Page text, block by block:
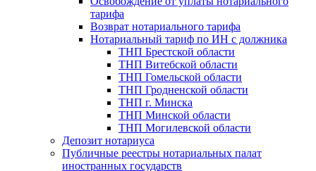
тарифа
Возврат нотариального тарифа
Нотариальный тариф по ИН с должника
ТНП Брестской области
ТНП Витебской области
ТНП Гомельской области
ТНП Гродненской области
ТНП г. Минска
ТНП Минской области
ТНП Могилевской области
Депозит нотариуса
Публичные реестры нотариальных палат
иностранных государств